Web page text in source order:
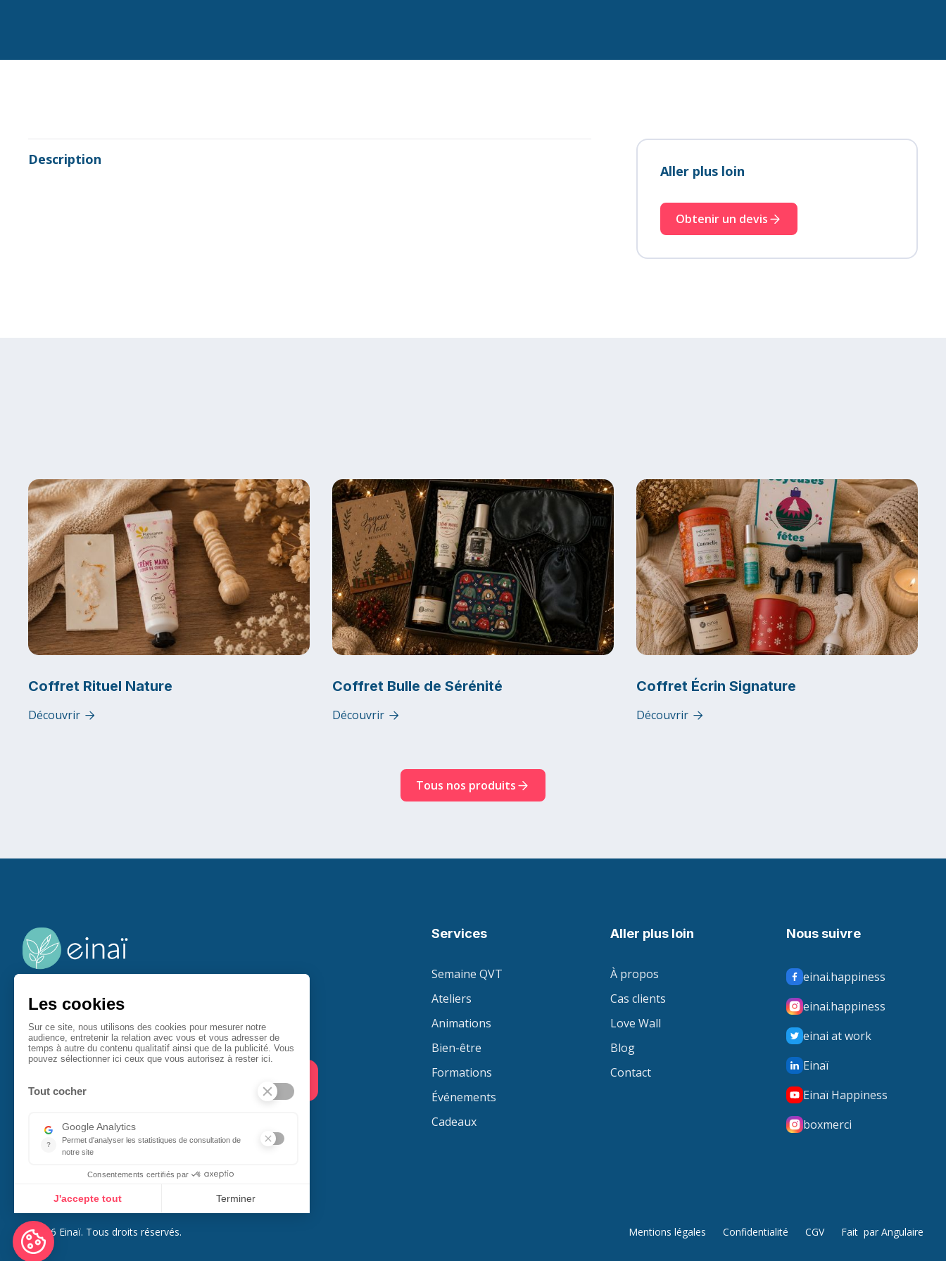
Description
Aller plus loin
Obtenir un devis
Coffret Rituel Nature
Découvrir 
Coffret Bulle de Sérénité
Découvrir 
Coffret Écrin Signature
Découvrir 
Tous nos produits
Einaï accompagne les entreprises à se démarquer en
offrant une experience collaborateur unique source
d'épanouissement au service de la performance.
Services
Semaine QVT
Ateliers
Animations
Bien-être
Formations
Événements
Cadeaux
Aller plus loin
À propos
Cas clients
Love Wall
Blog
Contact
Nous suivre
einai.happiness
einai.happiness
einai at work
Einaï
Einaï Happiness
boxmerci
© 2026 Einaï. Tous droits réservés. Mentions légales Confidentialité CGV Fait par Angulaire